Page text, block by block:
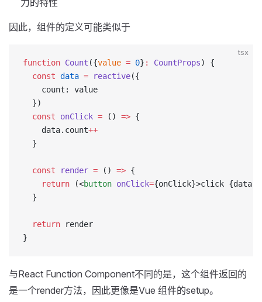
力的特性
因此，组件的定义可能类似于
tsx
function Count ({value = 0} : CountProps) {
  const
data = reactive({
    count: value
  })
  const
onClick = () => {
    data.count
++
  }
  const
render = () => {
    return
(<button onClick={onClick}>click
  }
  return
render
}
与React Function Component不同的是，这个组件返回的
是一个render方法，因此更像是Vue 组件的setup。